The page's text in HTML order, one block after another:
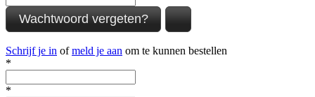
Wachtwoord vergeten?
Schrijf je in ofmeld je aan om te kunnen bestellen
*
*